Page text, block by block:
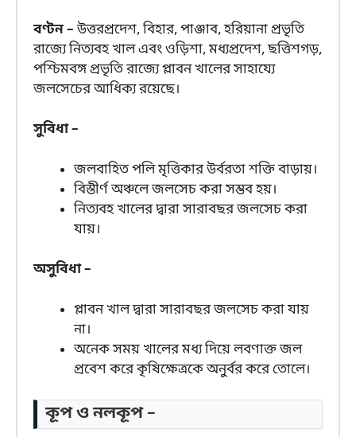
বণ্টন –উত্তরপ্রদেশ, বিহার, পাঞ্জাব, হরিয়ানা প্রভৃতি
রাজ্যে নিত্যবহ খাল এবং ওড়িশা, মধ্যপ্রদেশ, ছত্তিশগড়,
পশ্চিমবঙ্গ প্রভৃতি রাজ্যে প্লাবন খালের সাহায্যে
জলসেচের আধিক্য রয়েছে।
সুবিধা –
জলবাহিত পলি মৃত্তিকার উর্বরতা শক্তি বাড়ায়।
বিস্তীর্ণ অঞ্চলে জলসেচ করা সম্ভব হয়।
নিত্যবহ খালের দ্বারা সারাবছর জলসেচ করা
যায়।
অসুবিধা –
প্লাবন খাল দ্বারা সারাবছর জলসেচ করা যায়
না।
অনেক সময় খালের মধ্য দিয়ে লবণাক্ত জল
প্রবেশ করে কৃষিক্ষেত্রকে অনুর্বর করে তোলে।
কূপ ও নলকূপ –